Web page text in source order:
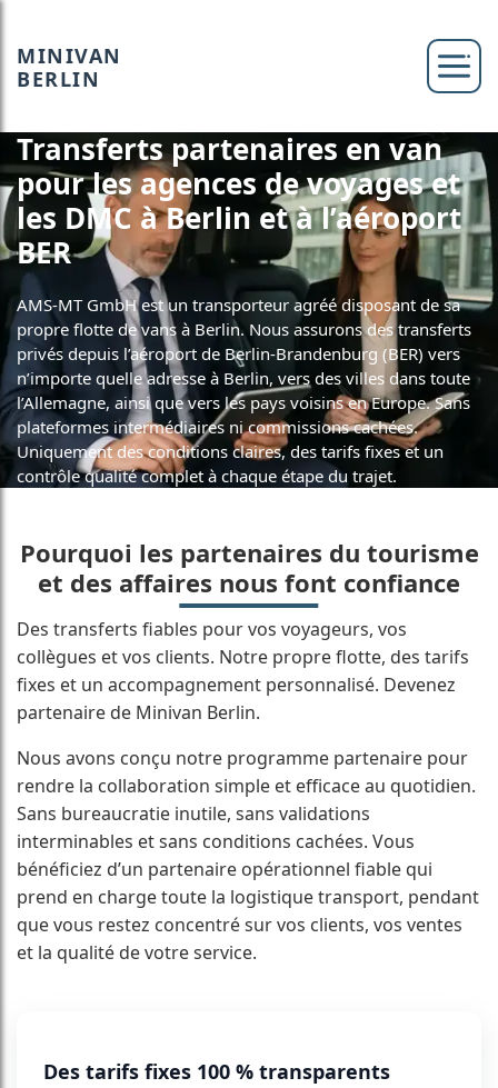
MINIVAN
BERLIN
Transferts partenaires en van
pour les agences de voyages et
les DMC à Berlin et à l’aéroport
BER
AMS-MT GmbH est un transporteur agréé disposant de sa
propre flotte de vans à Berlin. Nous assurons des transferts
privés depuis l’aéroport de Berlin-Brandenburg (BER) vers
n’importe quelle adresse à Berlin, vers des villes dans toute
l’Allemagne, ainsi que vers les pays voisins en Europe. Sans
plateformes intermédiaires ni commissions cachées.
Uniquement des conditions claires, des tarifs fixes et un
contrôle qualité complet à chaque étape du trajet.
Pourquoi les partenaires du tourisme
et des affaires nous font confiance
Des transferts fiables pour vos voyageurs, vos
collègues et vos clients. Notre propre flotte, des tarifs
fixes et un accompagnement personnalisé. Devenez
partenaire de Minivan Berlin.
Nous avons conçu notre programme partenaire pour
rendre la collaboration simple et efficace au quotidien.
Sans bureaucratie inutile, sans validations
interminables et sans conditions cachées. Vous
bénéficiez d’un partenaire opérationnel fiable qui
prend en charge toute la logistique transport, pendant
que vous restez concentré sur vos clients, vos ventes
et la qualité de votre service.
Des tarifs fixes 100 % transparents